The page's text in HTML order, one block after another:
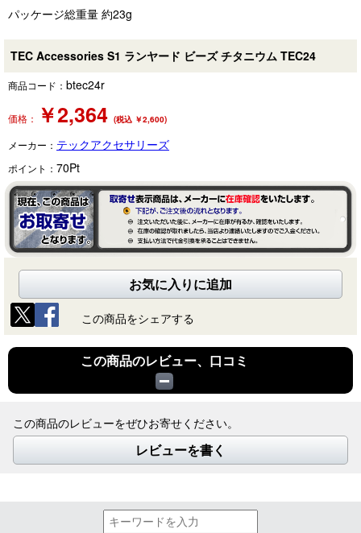
パッケージ総重量 約23g
TEC Accessories S1 ランヤード ビーズ チタニウム TEC24
商品コード： btec24r
価格： ￥2,364 (税込 ￥2,600)
メーカー： テックアクセサリーズ
ポイント： 70Pt
お気に入りに追加
この商品をシェアする
この商品のレビュー、口コミ
この商品のレビューをぜひお寄せください。
レビューを書く